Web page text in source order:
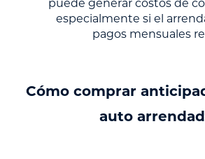
puede generar costos de
especialmente si el
pagos mensuales
Cómo comprar
auto